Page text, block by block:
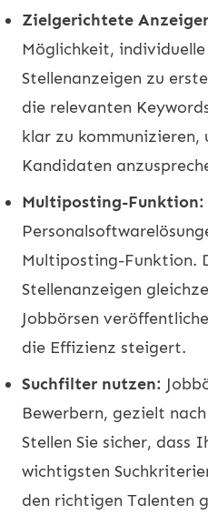
Zielgerichtete
Möglichkeit,
Stellenanzeigen zu
die relevanten
klar zu kommunizieren,
Kandidaten
Multiposting-Funktion:
Multiposting-Funktion.
Stellenanzeigen
Jobbörsen
die Effizienz steigert.
Suchfilter nutzen:
Bewerbern, gezielt
Stellen Sie sicher, dass
wichtigsten
den richtigen Talenten